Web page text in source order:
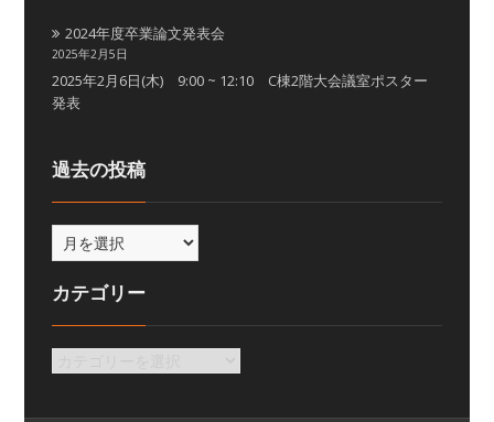
2024年度卒業論文発表会
2025年2月5日
2025年2月6日(木) 9:00 ~ 12:10 C棟2階大会議室ポスター
発表
過去の投稿
カテゴリー